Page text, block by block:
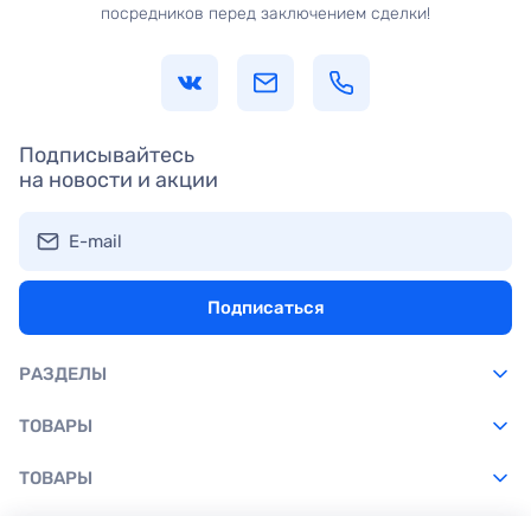
посредников перед заключением сделки!
Подписывайтесь
на новости и акции
E-mail
Подписаться
РАЗДЕЛЫ
ТОВАРЫ
ТОВАРЫ